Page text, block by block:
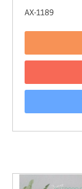
AX-1189